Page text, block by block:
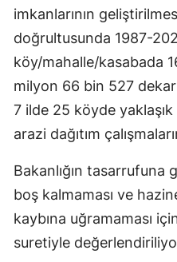
imkanlarının
doğrultusunda 1987-
köy/mahalle/kasabada
milyon 66 bin 527 dekar
7 ilde 25 köyde
arazi dağıtım
Bakanlığın tasarrufuna
boş kalmaması ve
kaybına uğramaması
suretiyle